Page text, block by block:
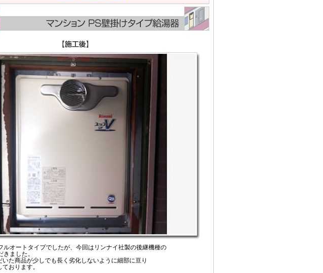
オートタイプでしたが、今回はリンナイ社製の後継機種の
ました。
た商品が少しでも長く劣化しないように細部に亘り
おります。